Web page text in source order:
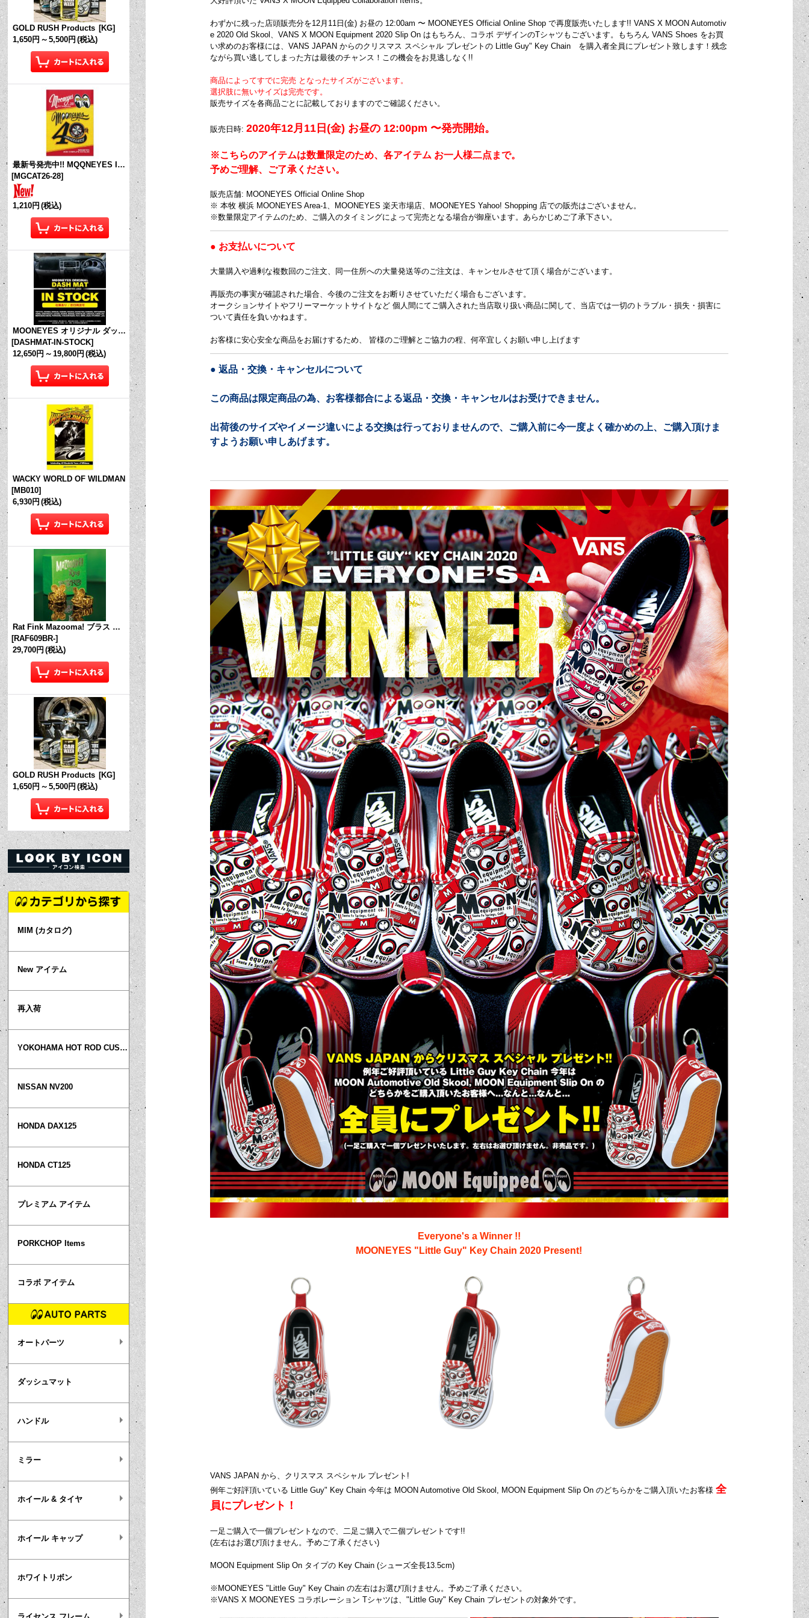
GOLD RUSH Products [KG]
1,650円 ～ 5,500円 (税込)
最新号発売中!! MQQNEYES International Magazine No.28 2026
[MGCAT26-28]
1,210円 (税込)
MOONEYES オリジナル ダッシュマット (in Stock!)
[DASHMAT-IN-STOCK]
12,650円 ～ 19,800円 (税込)
WACKY WORLD OF WILDMAN
[MB010]
6,930円 (税込)
Rat Fink Mazooma! ブラス リング
[RAF609BR-]
29,700円 (税込)
GOLD RUSH Products [KG]
1,650円 ～ 5,500円 (税込)
MIM (カタログ)
New アイテム
再入荷
YOKOHAMA HOT ROD CUSTOM SHOW
NISSAN NV200
HONDA DAX125
HONDA CT125
プレミアム アイテム
PORKCHOP Items
コラボ アイテム
オートパーツ
ダッシュマット
ハンドル
ミラー
ホイール & タイヤ
ホイール キャップ
ホワイトリボン
わずかに残った店頭販売分を12月11日(金) お昼の 12:00am 〜 MOONEYES Official Online Shop で再度販売いたします!! VANS X MOON Automotiv
e 2020 Old Skool、VANS X MOON Equipment 2020 Slip On はもちろん、コラボ デザインのTシャツもございます。もちろん VANS Shoes をお買
い求めのお客様には、VANS JAPAN からのクリスマス スペシャル プレゼントの Little Guy" Key Chain を購入者全員にプレゼント致します！残念
ながら買い逃してしまった方は最後のチャンス！この機会をお見逃しなく!!
商品によってすでに完売 となったサイズがございます。
選択肢に無いサイズは完売です。
販売サイズを各商品ごとに記載しておりますのでご確認ください。
販売日時:2020年12月11日(金) お昼の 12:00pm 〜発売開始。
※こちらのアイテムは数量限定のため、各アイテム お一人様二点まで。
予めご理解、ご了承ください。
販売店舗: MOONEYES Official Online Shop
※ 本牧 横浜 MOONEYES Area-1、MOONEYES 楽天市場店、MOONEYES Yahoo! Shopping 店での販売はございません。
※数量限定アイテムのため、ご購入のタイミングによって完売となる場合が御座います。あらかじめご了承下さい。
● お支払いについて
大量購入や過剰な複数回のご注文、同一住所への大量発送等のご注文は、キャンセルさせて頂く場合がございます。
再販売の事実が確認された場合、今後のご注文をお断りさせていただく場合もございます。
オークションサイトやフリーマーケットサイトなど 個人間にてご購入された当店取り扱い商品に関して、当店では一切のトラブル・損失・損害に
ついて責任を負いかねます。
お客様に安心安全な商品をお届けするため、 皆様のご理解とご協力の程、何卒宜しくお願い申し上げます
● 返品・交換・キャンセルについて
この商品は限定商品の為、お客様都合による返品・交換・キャンセルはお受けできません。
出荷後のサイズやイメージ違いによる交換は行っておりませんので、ご購入前に今一度よく確かめの上、ご購入頂けま
すようお願い申しあげます。
Everyone's a Winner !!
MOONEYES "Little Guy" Key Chain 2020 Present!
VANS JAPAN から、クリスマス スペシャル プレゼント!
例年ご好評頂いている Little Guy" Key Chain 今年は MOON Automotive Old Skool, MOON Equipment Slip On のどちらかをご購入頂いたお客様全
員にプレゼント！
一足ご購入で一個プレゼントなので、二足ご購入で二個プレゼントです!!
(左右はお選び頂けません。予めご了承ください)
MOON Equipment Slip On タイプの Key Chain (シューズ全長13.5cm)
※MOONEYES "Little Guy" Key Chain の左右はお選び頂けません。予めご了承ください。
※VANS X MOONEYES コラボレーション Tシャツは、"Little Guy" Key Chain プレゼントの対象外です。